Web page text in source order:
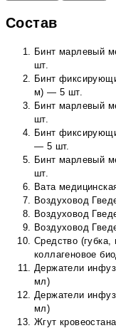
Состав
Бинт марлевый
шт.
Бинт
м) — 5 шт.
Бинт марлевый
шт.
Бинт
— 5 шт.
Бинт марлевый
шт.
Вата
Воздуховод
Воздуховод
Воздуховод
Средство
коллагеновое
Держатели
мл)
Держатели
мл)
Жгут